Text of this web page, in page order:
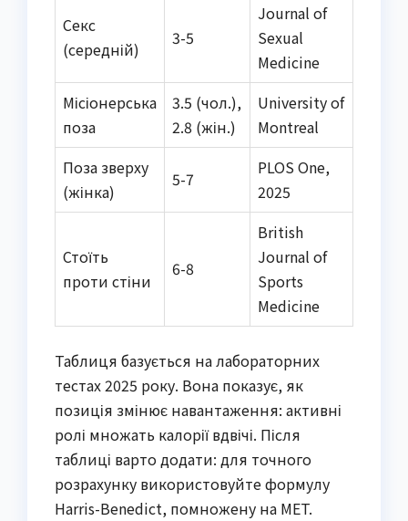
Секс
(середній)
3-5
Journal of
Sexual
Medicine
Місіонерська
поза
3.5 (чол.),
2.8 (жін.)
University of
Montreal
Поза зверху
(жінка)
5-7
PLOS One,
2025
Стоїть
проти стіни
6-8
British
Journal of
Sports
Medicine
Таблиця базується на лабораторних
тестах 2025 року. Вона показує, як
позиція змінює навантаження: активні
ролі множать калорії вдвічі. Після
таблиці варто додати: для точного
розрахунку використовуйте формулу
Harris-Benedict, помножену на MET.